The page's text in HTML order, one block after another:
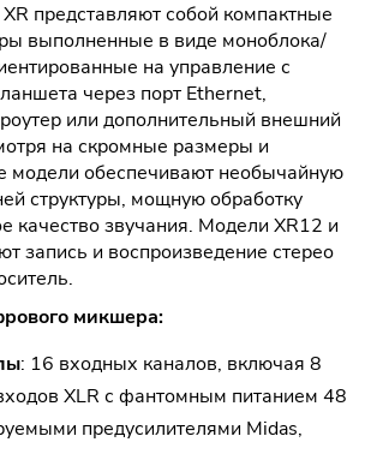
представляют собой компактные
выполненные в виде моноблока/
на управление с
через порт Ethernet,
или дополнительный внешний
на скромные размеры и
модели обеспечивают необычайную
структуры, мощную обработку
качество звучания. Модели XR12 и
запись и воспроизведение стерео
микшера:
: 16 входных каналов, включая 8
XLR с фантомным питанием 48
предусилителями Midas,